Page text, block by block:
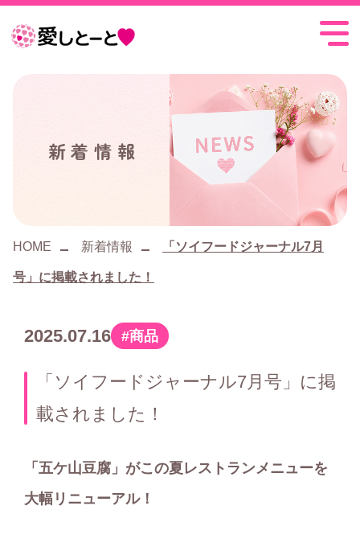
愛
新着情報
HOME 新着情報 「ソイフードジャーナル7月
号」に掲載されました！
「ソイフードジャーナル7月号」に掲
載されました！
2025.07.16カ
ー
商品
「五ケ山豆腐」がこの夏レストランメニューを
大幅リニューアル！